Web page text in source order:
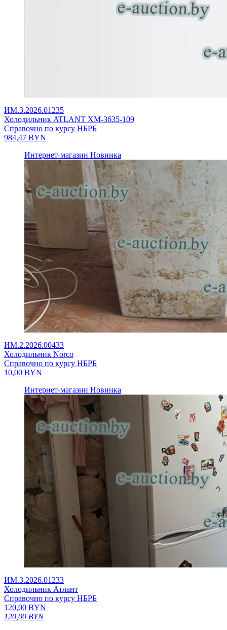
ИМ.3.2026.01235
Холодильник ATLANT ХМ-3635-109
Справочно по курсу НБРБ
984,47 BYN
Интернет-магазин Новинка
ИМ.2.2026.00433
Холодильник Norco
Справочно по курсу НБРБ
10,00 BYN
Интернет-магазин Новинка
ИМ.3.2026.01233
Холодильник Атлант
Справочно по курсу НБРБ
120,00 BYN
120,00 BYN